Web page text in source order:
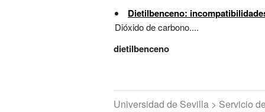
Dietilbenceno:
Dióxido de carbono....
dietilbenceno
Universidad de Sevilla > Servicio